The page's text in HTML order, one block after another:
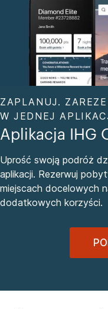
ZAPLANUJ.
W JEDNEJ
Aplikacja IHG
Uprość swoją podróż
aplikacji. Rezerwuj
miejscach docelowych
dodatkowych korzyści.